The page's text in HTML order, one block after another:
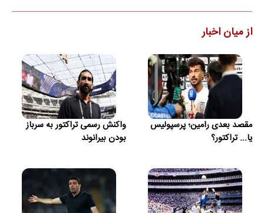
از میان اخبار
مقصد بعدی رامین؛ پرسپولیس
یا... تراکتور؟
واکنش رسمی تراکتور به سرباز
بودن بیرانوند